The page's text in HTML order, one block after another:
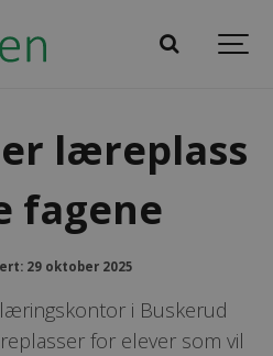
læreplass
fagene
29 oktober 2025
i Buskerud
for elever som vil